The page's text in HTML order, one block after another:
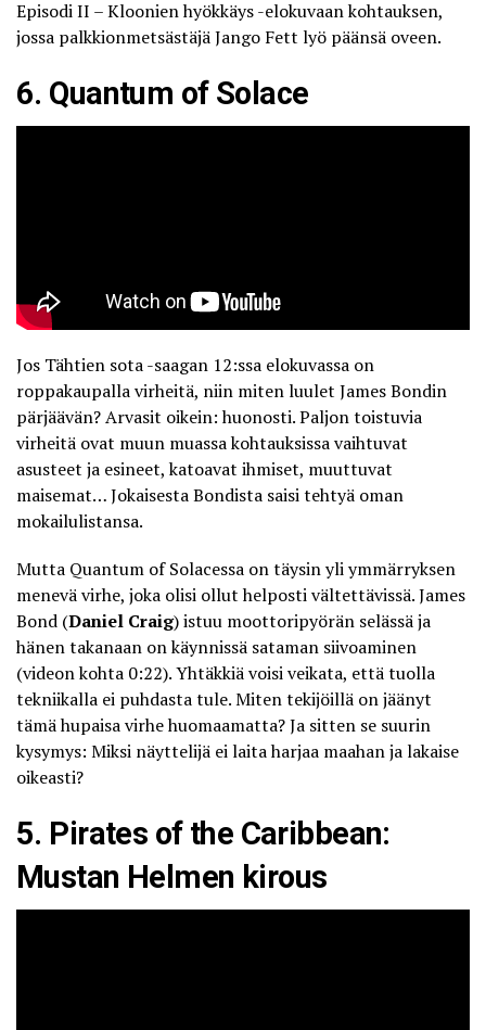
Episodi II – Kloonien hyökkäys -elokuvaan kohtauksen,
jossa palkkionmetsästäjä Jango Fett lyö päänsä oveen.
6. Quantum of Solace
Jos Tähtien sota -saagan 12:ssa elokuvassa on
roppakaupalla virheitä, niin miten luulet James Bondin
pärjäävän? Arvasit oikein: huonosti. Paljon toistuvia
virheitä ovat muun muassa kohtauksissa vaihtuvat
asusteet ja esineet, katoavat ihmiset, muuttuvat
maisemat… Jokaisesta Bondista saisi tehtyä oman
mokailulistansa.
Mutta Quantum of Solacessa on täysin yli ymmärryksen
menevä virhe, joka olisi ollut helposti vältettävissä. James
Bond (Daniel Craig) istuu moottoripyörän selässä ja
hänen takanaan on käynnissä sataman siivoaminen
(videon kohta 0:22). Yhtäkkiä voisi veikata, että tuolla
tekniikalla ei puhdasta tule. Miten tekijöillä on jäänyt
tämä hupaisa virhe huomaamatta? Ja sitten se suurin
kysymys: Miksi näyttelijä ei laita harjaa maahan ja lakaise
oikeasti?
5. Pirates of the Caribbean:
Mustan Helmen kirous